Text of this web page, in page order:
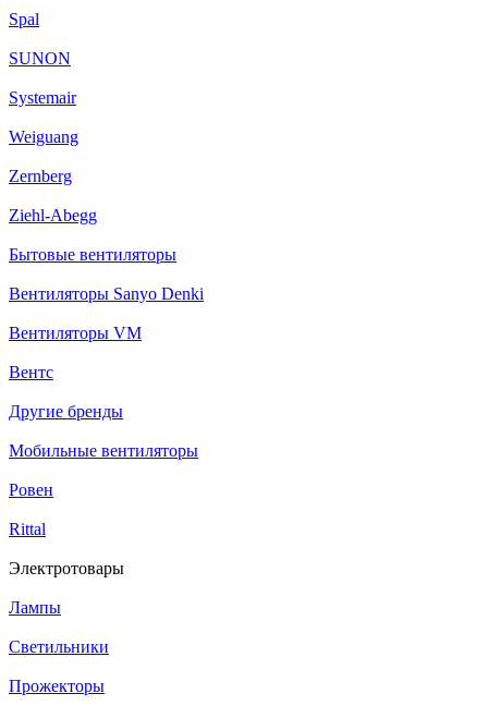
Spal
SUNON
Systemair
Weiguang
Zernberg
Ziehl-Abegg
Бытовые вентиляторы
Вентиляторы Sanyo Denki
Вентиляторы VM
Вентс
Другие бренды
Мобильные вентиляторы
Ровен
Rittal
Электротовары
Лампы
Светильники
Прожекторы